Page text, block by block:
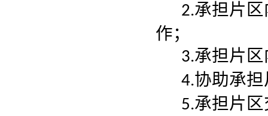
2.承担片
作；
3.承担片
4.协助承
5.承担片